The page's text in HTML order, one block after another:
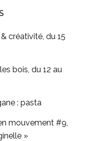
créativité, du 15
bois, du 12 au
: pasta
mouvement #9,
»